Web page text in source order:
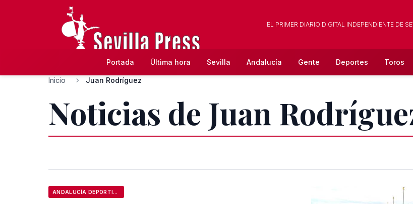
EL PRIMER DIARIO DIGITAL INDEPENDIENTE DE
Portada Última hora Sevilla Andalucía Gente Deportes Toros
Inicio Juan Rodríguez
Noticias de Juan